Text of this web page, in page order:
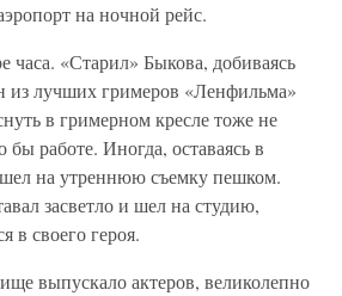
на ночной рейс.
часа. «Старил» Быкова, добиваясь
из лучших гримеров «Ленфильма»
в гримерном кресле тоже не
бы работе. Иногда, оставаясь в
на утреннюю съемку пешком.
засветло и шел на студию,
в своего героя.
выпускало актеров, великолепно